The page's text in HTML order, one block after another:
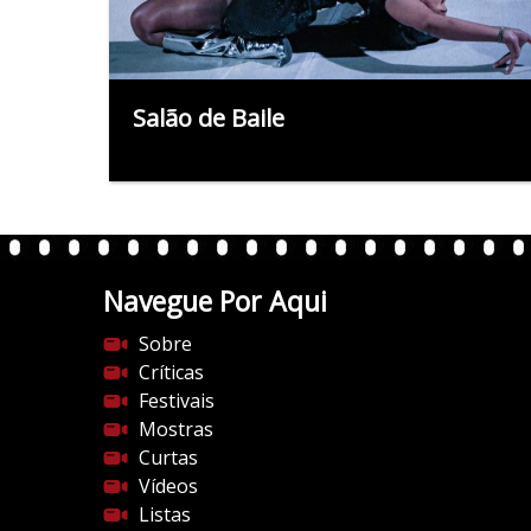
Salão de Baile
Navegue Por Aqui
Sobre
Críticas
Festivais
Mostras
Curtas
Vídeos
Listas